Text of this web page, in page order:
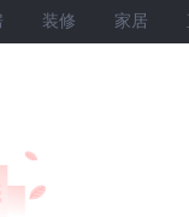
装修 家居